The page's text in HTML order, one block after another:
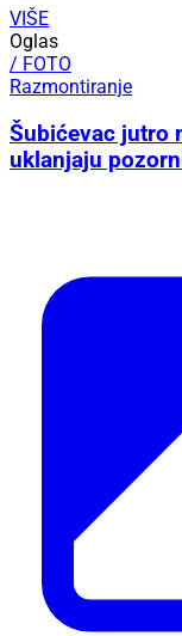
VIŠE
Oglas
/ FOTO
Razmontiranje
Šubićevac jutro
uklanjaju